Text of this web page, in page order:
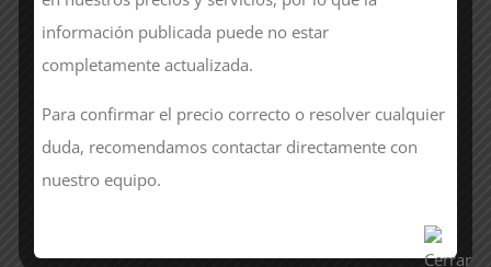
Acepto el tratamiento de mis datos
personales para recibir una respuesta
relacionada a la consulta planteada.
información publicada puede no estar
completamente actualizada.
Para confirmar el precio correcto o resolver cualquier
duda, recomendamos contactar directamente con
nuestro equipo.